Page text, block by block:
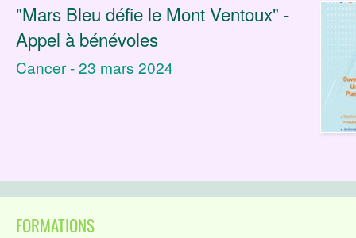
"Mars Bleu défie le Mont Ventoux" -
Appel à bénévoles
Cancer - 23 mars 2024
FORMATIONS